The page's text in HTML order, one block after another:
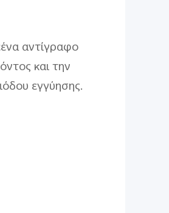
αντίγραφο
και την
εγγύησης.